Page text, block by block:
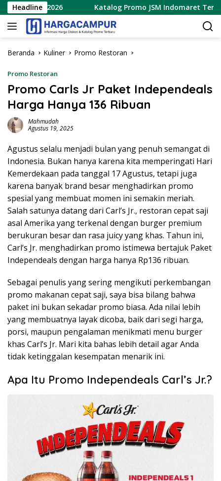
Langsung
ke
konten
Headline
2026 Katalog Promo JSM Indomaret Terbaru 7 –
Beranda Kuliner Promo Restoran
Promo Restoran
Promo Carls Jr Paket Independeals
Harga Hanya 136 Ribuan
Mahmudah
Agustus 19, 2025
Agustus selalu menjadi bulan yang penuh semangat di
Indonesia. Bukan hanya karena kita memperingati Hari
Kemerdekaan pada tanggal 17 Agustus, tetapi juga
karena banyak brand besar menghadirkan promo
spesial yang membuat momen ini semakin meriah.
Salah satunya datang dari Carl’s Jr., restoran cepat saji
asal Amerika yang terkenal dengan burger premium
berukuran besar dan rasa juicy yang khas. Tahun ini,
Carl’s Jr. menghadirkan promo istimewa bertajuk Paket
Independeals dengan harga hanya Rp136 ribuan.
Sebagai penulis yang sering mengikuti perkembangan
promo makanan cepat saji, saya bisa bilang bahwa
paket ini bukan sekadar promo biasa. Ada nilai lebih
yang membuatnya layak dicoba, baik dari segi harga,
porsi, maupun pengalaman menikmati menu burger
khas Carl’s Jr. Mari kita bahas lebih detail agar Anda
tidak ketinggalan kesempatan menarik ini.
Apa Itu Promo Independeals Carl’s Jr.?